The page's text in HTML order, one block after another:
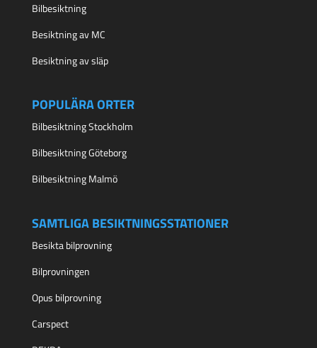
Bilbesiktning
Besiktning av MC
Besiktning av släp
POPULÄRA ORTER
Bilbesiktning Stockholm
Bilbesiktning Göteborg
Bilbesiktning Malmö
SAMTLIGA BESIKTNINGSSTATIONER
Besikta bilprovning
Bilprovningen
Opus bilprovning
Carspect